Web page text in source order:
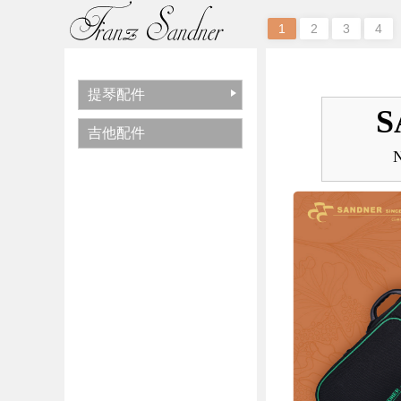
1 2 3 4
提琴配件
吉他配件